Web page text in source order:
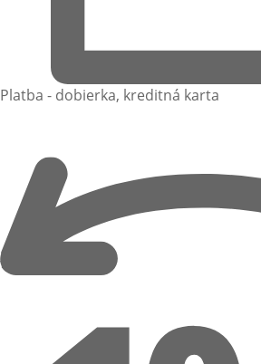
Platba - dobierka, kreditná karta